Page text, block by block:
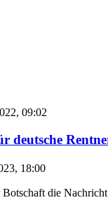
09:02
deutsche
18:00
die